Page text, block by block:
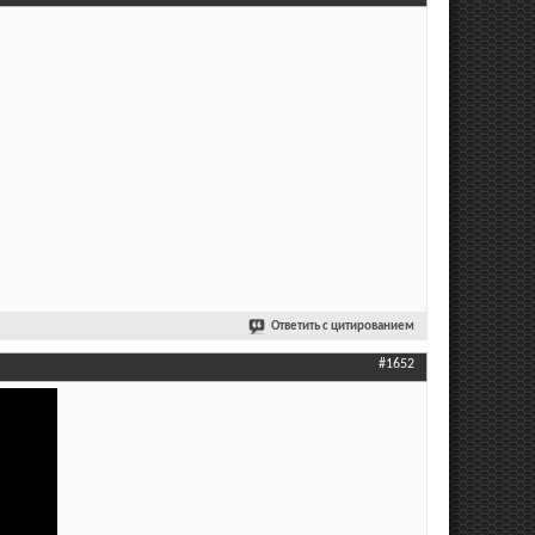
Ответить с цитированием
#1652